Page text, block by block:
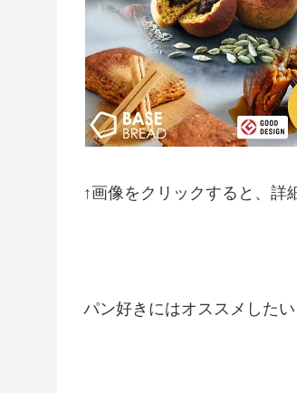
↑画像をクリックすると、詳
パン好きにはオススメした